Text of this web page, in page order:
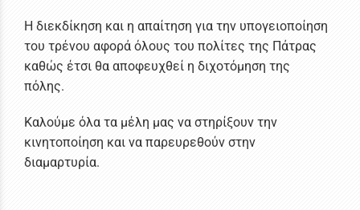
Η διεκδίκηση και η απαίτηση για την υπογειοποίηση
του τρένου αφορά όλους του πολίτες της Πάτρας
καθώς έτσι θα αποφευχθεί η διχοτόμηση της
πόλης.
Καλούμε όλα τα μέλη μας να στηρίξουν την
κινητοποίηση και να παρευρεθούν στην
διαμαρτυρία.